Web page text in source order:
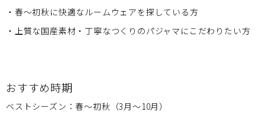
・春〜初秋に快適なルームウェアを探している方
・上質な国産素材・丁寧なつくりのパジャマにこだわりたい方
おすすめ時期
ベストシーズン：春〜初秋（3月〜10月）